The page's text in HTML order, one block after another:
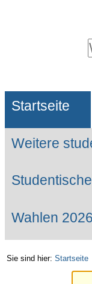
Website
Suche…
Sektionen
Startseite
Weitere
Wahlen
Sie sind hier: Startseite